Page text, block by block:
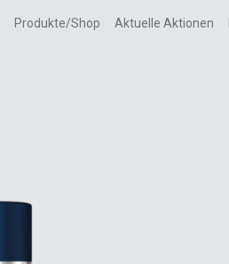
Produkte/Shop Aktuelle Aktionen